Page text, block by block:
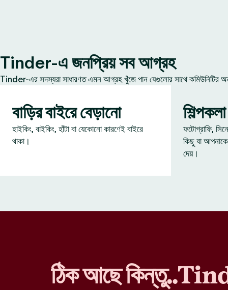
Tinder-এ জনপ্রিয় সব আগ্রহ
Tinder-এর সদস্যরা সাধারণত এমন আগ্রহ খুঁজে পান যেগুলোর সাথে কমিউনিটির
বাড়ির বাইরে বেড়ানো
হাইকিং, বাইকিং, হাঁটা বা যেকোনো কারণেই বাইরে
থাকা।
শিল্পকলা
ফটোগ্রাফি,
কিছু যা
দেয়।
ঠিক আছে